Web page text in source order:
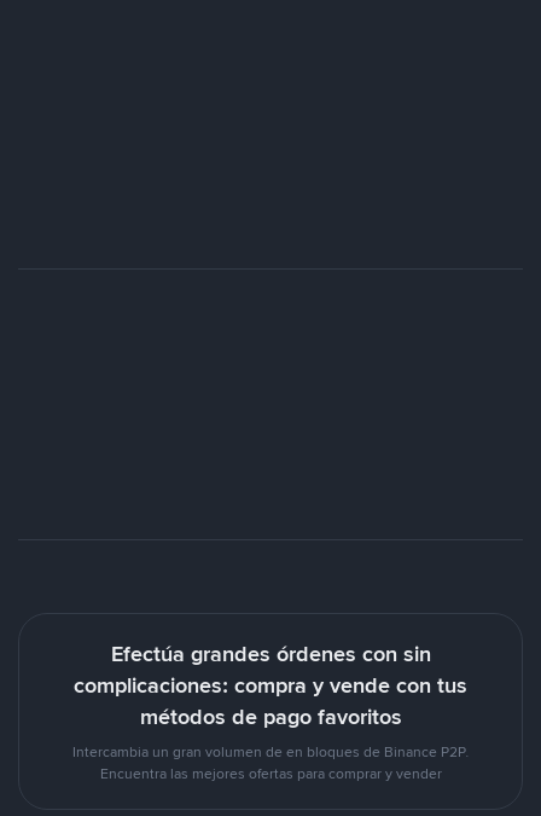
Efectúa grandes órdenes con sin
complicaciones: compra y vende con tus
métodos de pago favoritos
Intercambia un gran volumen de en bloques de Binance P2P.
Encuentra las mejores ofertas para comprar y vender